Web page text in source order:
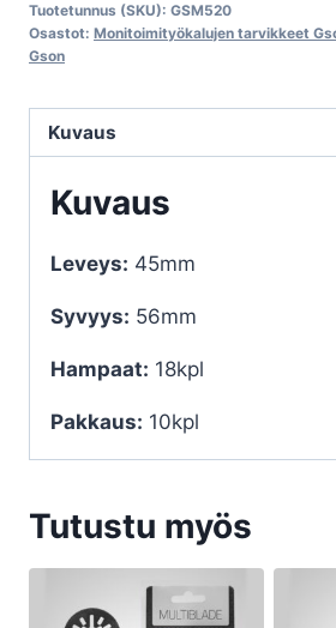
määrä
Tuotetunnus (SKU): GSM520
Osastot: Monitoimityökalujen tarvikkeet
Gson
Kuvaus
Kuvaus
Leveys: 45mm
Syvyys: 56mm
Hampaat: 18kpl
Pakkaus: 10kpl
Tutustu myös